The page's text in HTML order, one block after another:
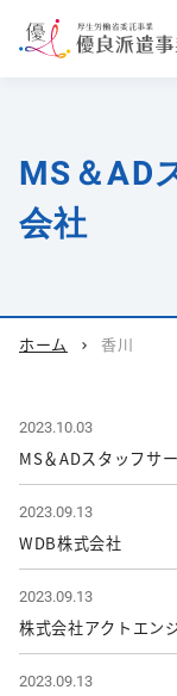
MS＆AD
会社
ホーム chevron_right 香川
2023.10.03
MS＆ADスタッフサ
2023.09.13
WDB株式会社
2023.09.13
株式会社アクトエン
2023.09.13